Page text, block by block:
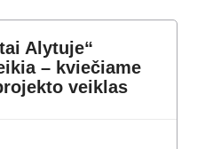
Alytuje“
– kviečiame
veiklas